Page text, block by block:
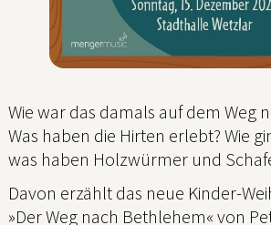
Wie war das damals auf dem Weg
Was haben die Hirten erlebt? Wie
was haben Holzwürmer und
Davon erzählt das neue Kinder-
»Der Weg nach Bethlehem« von